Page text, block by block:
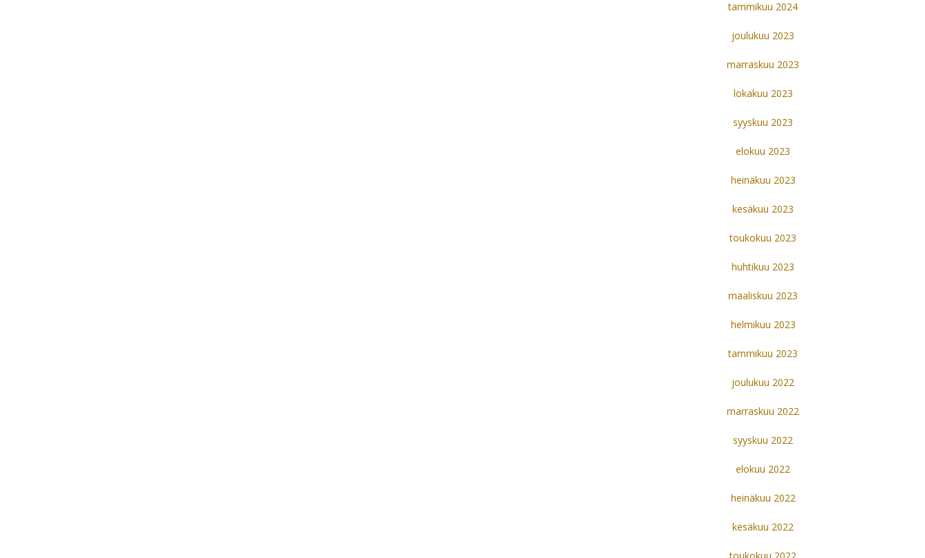
tammikuu 2024
joulukuu 2023
marraskuu 2023
lokakuu 2023
syyskuu 2023
elokuu 2023
heinäkuu 2023
kesäkuu 2023
toukokuu 2023
huhtikuu 2023
maaliskuu 2023
helmikuu 2023
tammikuu 2023
joulukuu 2022
marraskuu 2022
syyskuu 2022
elokuu 2022
heinäkuu 2022
kesäkuu 2022